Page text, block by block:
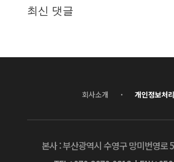
최신 댓글
회사소개 · 개인정보처
본사 : 부산광역시 수영구 망미번영로